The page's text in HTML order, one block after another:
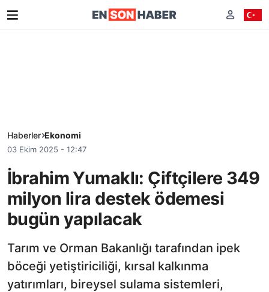
Haberler Ekonomi
03 Ekim 2025 - 12:47
İbrahim Yumaklı: Çiftçilere 349
milyon lira destek ödemesi
bugün yapılacak
Tarım ve Orman Bakanlığı tarafından ipek
böceği yetiştiriciliği, kırsal kalkınma
yatırımları, bireysel sulama sistemleri,